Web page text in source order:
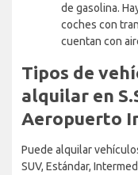
de gasolina.
coches con
cuentan con
Tipos de
alquilar en
Aeropuerto
Puede alquilar
SUV, Estándar,